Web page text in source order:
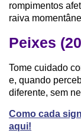
rompimentos
raiva
Peixes
Tome cuidado
e, quando
diferente, sem
Como cada
aqui!